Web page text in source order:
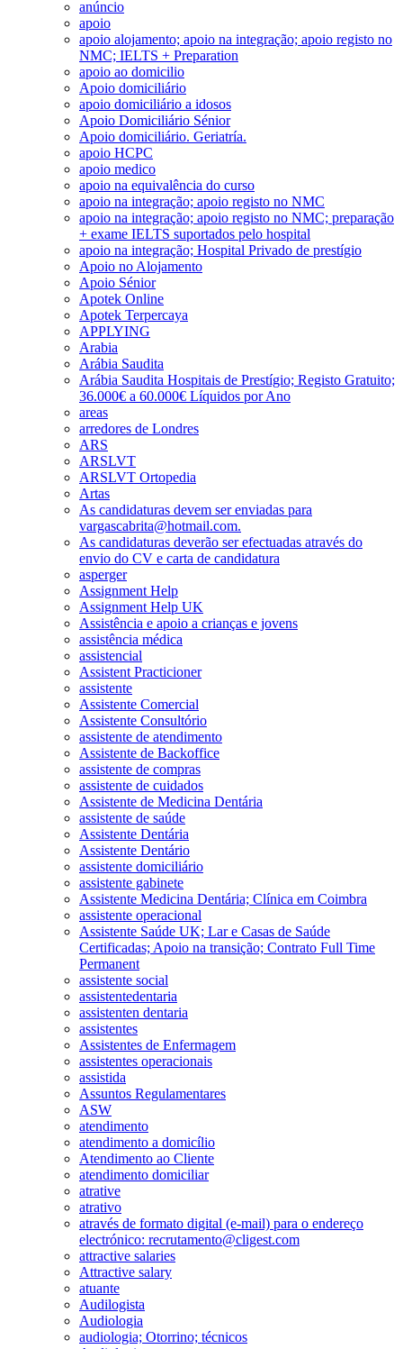
anúncio
apoio
apoio alojamento; apoio na integração; apoio registo no
NMC; IELTS + Preparation
apoio ao domicilio
Apoio domiciliário
apoio domiciliário a idosos
Apoio Domiciliário Sénior
Apoio domiciliário. Geriatría.
apoio HCPC
apoio medico
apoio na equivalência do curso
apoio na integração; apoio registo no NMC
apoio na integração; apoio registo no NMC; preparação
+ exame IELTS suportados pelo hospital
apoio na integração; Hospital Privado de prestígio
Apoio no Alojamento
Apoio Sénior
Apotek Online
Apotek Terpercaya
APPLYING
Arabia
Arábia Saudita
Arábia Saudita Hospitais de Prestígio; Registo Gratuito;
36.000€ a 60.000€ Líquidos por Ano
areas
arredores de Londres
ARS
ARSLVT
ARSLVT Ortopedia
Artas
As candidaturas devem ser enviadas para
vargascabrita@hotmail.com.
As candidaturas deverão ser efectuadas através do
envio do CV e carta de candidatura
asperger
Assignment Help
Assignment Help UK
Assistência e apoio a crianças e jovens
assistência médica
assistencial
Assistent Practicioner
assistente
Assistente Comercial
Assistente Consultório
assistente de atendimento
Assistente de Backoffice
assistente de compras
assistente de cuidados
Assistente de Medicina Dentária
assistente de saúde
Assistente Dentária
Assistente Dentário
assistente domiciliário
assistente gabinete
Assistente Medicina Dentária; Clínica em Coimbra
assistente operacional
Assistente Saúde UK; Lar e Casas de Saúde
Certificadas; Apoio na transição; Contrato Full Time
Permanent
assistente social
assistentedentaria
assistenten dentaria
assistentes
Assistentes de Enfermagem
assistentes operacionais
assistida
Assuntos Regulamentares
ASW
atendimento
atendimento a domicílio
Atendimento ao Cliente
atendimento domiciliar
atrative
atrativo
através de formato digital (e-mail) para o endereço
electrónico: recrutamento@cligest.com
attractive salaries
Attractive salary
atuante
Audilogista
Audiologia
audiologia; Otorrino; técnicos